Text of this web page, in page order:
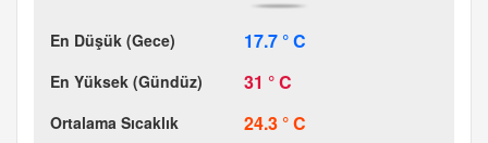
17.7 ° C
31 ° C
24.3 ° C